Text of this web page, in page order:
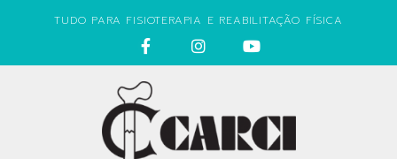
TUDO PARA FISIOTERAPIA E REABILITAÇÃO FÍSICA